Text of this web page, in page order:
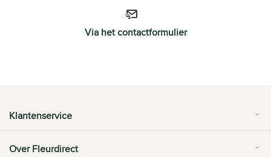
Via het contactformulier
Klantenservice
Over Fleurdirect